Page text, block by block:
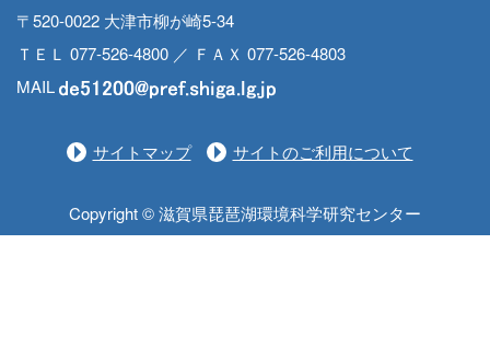
〒520-0022 大津市柳が崎5-34
ＴＥＬ 077-526-4800 ／ ＦＡＸ 077-526-4803
MAIL
サイトマップ サイトのご利用について
Copyright © 滋賀県琵琶湖環境科学研究センター